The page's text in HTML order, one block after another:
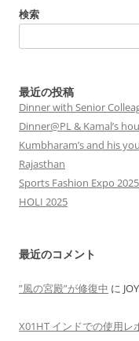
検索
最近の投稿
Dinner with Senior
Dinner@PL & Kamal’s
Kumbharam’s and his
Rajasthan
Sports Fashion Expo
HOLI 2025
最近のコメント
”風の宮殿”が修復中 に
X01HT インドでの使用レ